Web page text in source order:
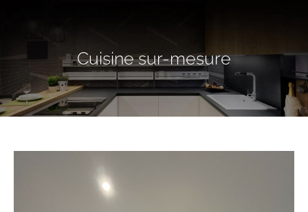
Cuisine sur-mesure